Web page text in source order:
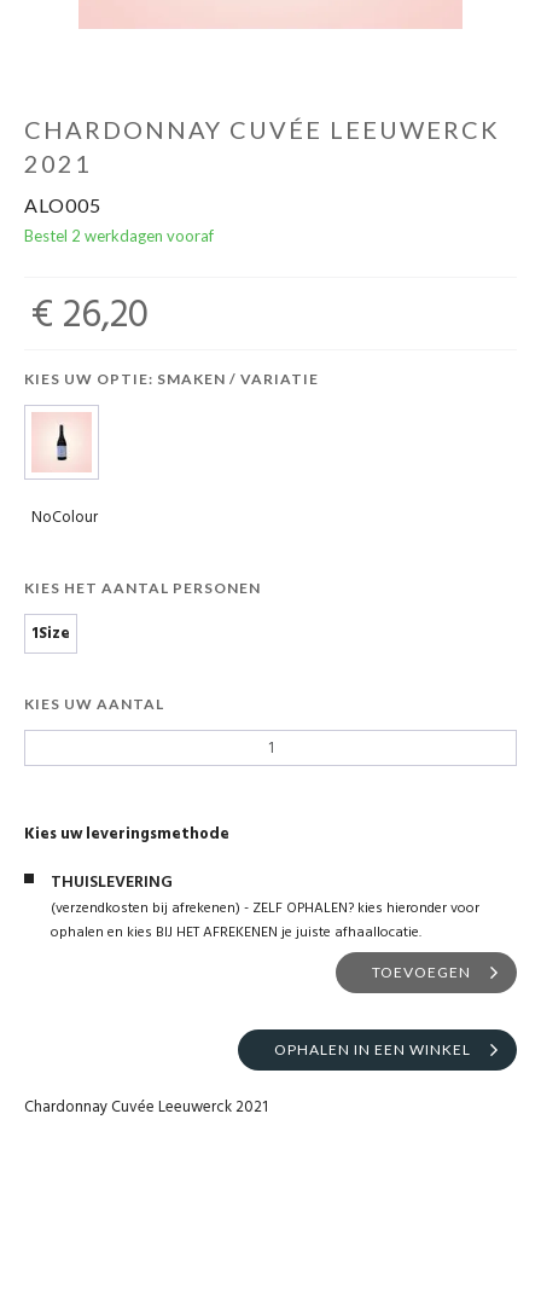
CHARDONNAY CUVÉE LEEUWERCK
2021
ALO005
Bestel 2 werkdagen vooraf
€ 26,20
KIES UW OPTIE: SMAKEN / VARIATIE
NoColour
KIES HET AANTAL PERSONEN
1Size
KIES UW AANTAL
Kies uw leveringsmethode
THUISLEVERING
(verzendkosten bij afrekenen) - ZELF OPHALEN? kies hieronder voor
ophalen en kies BIJ HET AFREKENEN je juiste afhaallocatie.
TOEVOEGEN
OPHALEN IN EEN WINKEL
Chardonnay Cuvée Leeuwerck 2021